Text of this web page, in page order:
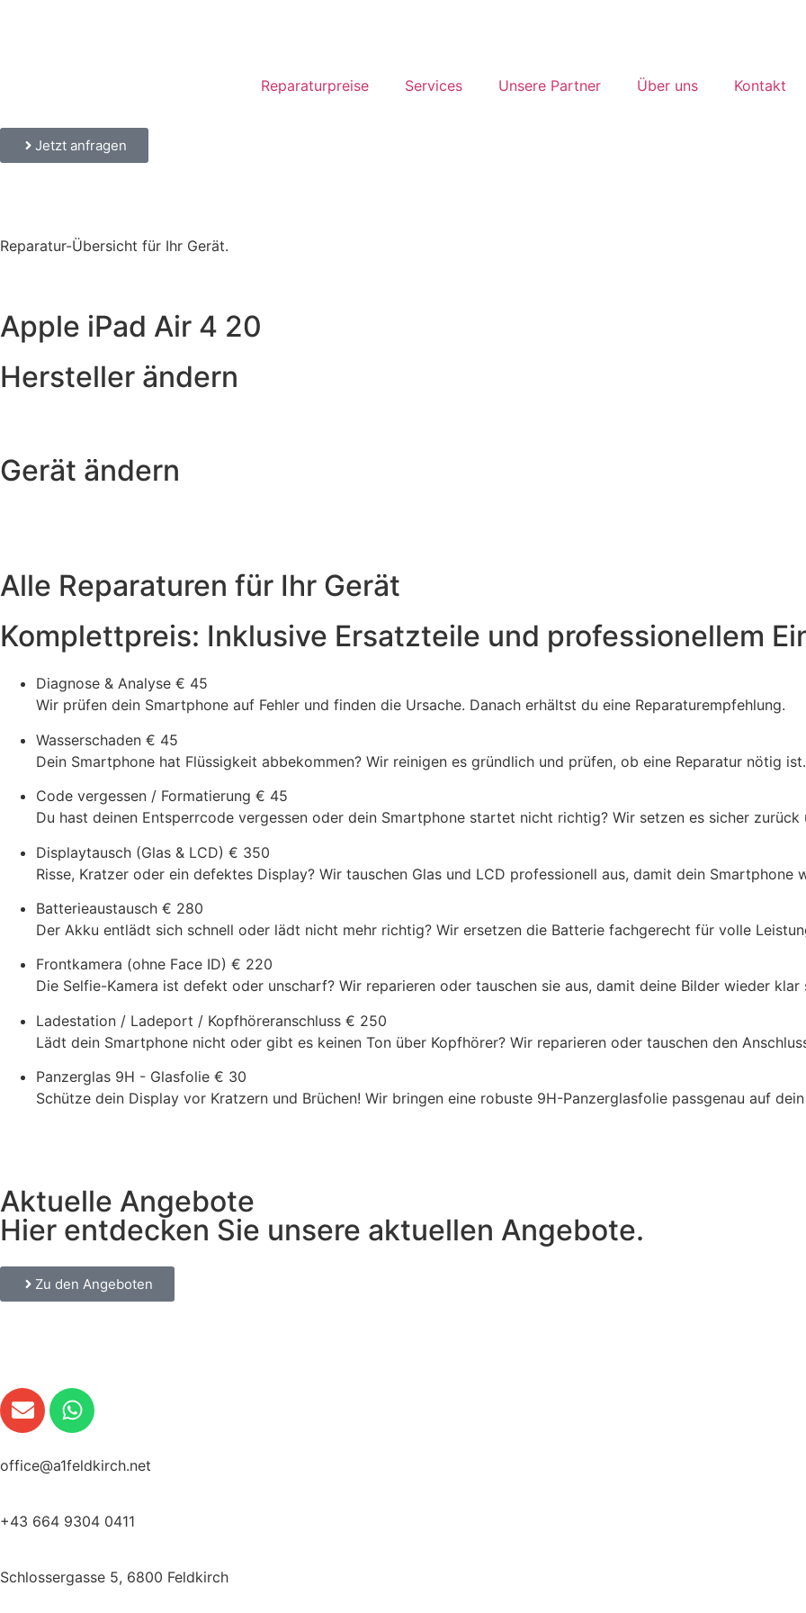
Reparaturpreise Services Unsere Partner Über uns Kontakt
Jetzt anfragen
Reparatur-Übersicht für Ihr Gerät.
Apple iPad Air 4 20
Hersteller ändern
Gerät ändern
Alle Reparaturen für Ihr Gerät
Komplettpreis: Inklusive Ersatzteile und professionellem
Diagnose & Analyse € 45
Wir prüfen dein Smartphone auf Fehler und finden die Ursache. Danach erhältst du eine Reparaturempfehlung.
Wasserschaden € 45
Dein Smartphone hat Flüssigkeit abbekommen? Wir reinigen es gründlich und prüfen, ob eine Reparatur nötig ist.
Code vergessen / Formatierung € 45
Du hast deinen Entsperrcode vergessen oder dein Smartphone startet nicht richtig? Wir setzen es sicher zurück
Displaytausch (Glas & LCD) € 350
Risse, Kratzer oder ein defektes Display? Wir tauschen Glas und LCD professionell aus, damit dein Smartphone
Batterieaustausch € 280
Der Akku entlädt sich schnell oder lädt nicht mehr richtig? Wir ersetzen die Batterie fachgerecht für volle
Frontkamera (ohne Face ID) € 220
Die Selfie-Kamera ist defekt oder unscharf? Wir reparieren oder tauschen sie aus, damit deine Bilder wieder klar
Ladestation / Ladeport / Kopfhöreranschluss € 250
Lädt dein Smartphone nicht oder gibt es keinen Ton über Kopfhörer? Wir reparieren oder tauschen den
Panzerglas 9H - Glasfolie € 30
Schütze dein Display vor Kratzern und Brüchen! Wir bringen eine robuste 9H-Panzerglasfolie passgenau auf
Aktuelle Angebote
Hier entdecken Sie unsere aktuellen Angebote.
Zu den Angeboten
office@a1feldkirch.net
+43 664 9304 0411
Schlossergasse 5, 6800 Feldkirch